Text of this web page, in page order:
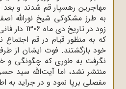
مهاجرین رهسپار قم شدند و بعد
به طرز مشکوکی شیخ نورالله
زود در
که به منظور قیام در قم اجتماع
خود بازگشتند. فوت ایشان از
نگرفت به ‌طوری که چگونگی و
منتشر نشد، اما آیت‌الله
مفصلی برپا نمود و در جراید به